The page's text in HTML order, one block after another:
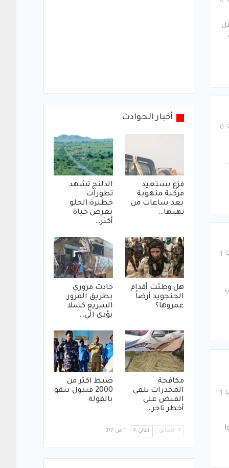
أخبار الحوادث
فزع يستعيد
مركبة منهوبة
بعد ساعات من
نهبها…
الدلنج تشهد
تطورات
خطيرة:الحلو
يعرض حياة
أكثر…
هل وطئت أقدام
الجنجويد أرضاً
عمروها؟
حادث مروري
بطريق المرور
السريع كسلا
يؤدي الي…
مكافحة
المخدرات تلقي
القبض على
أخطر تاجر…
ضبط اكثر من
2000 قندول بنقو
بالفولة
السابق التالي 1 من 377